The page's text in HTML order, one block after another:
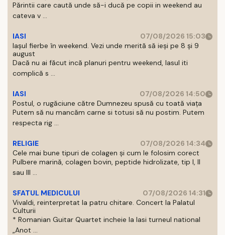
Părintii care caută unde să-i ducă pe copii in weekend au
cateva v ...
IASI
07/08/2026 15:03
Iașul fierbe în weekend. Vezi unde merită să ieși pe 8 și 9
august
Dacă nu ai făcut incă planuri pentru weekend, Iasul iti
complică s ...
IASI
07/08/2026 14:50
Postul, o rugăciune către Dumnezeu spusă cu toată viața
Putem să nu mancăm carne si totusi să nu postim. Putem
respecta rig ...
RELIGIE
07/08/2026 14:34
Cele mai bune tipuri de colagen și cum le folosim corect
Pulbere marină, colagen bovin, peptide hidrolizate, tip I, II
sau III ...
SFATUL MEDICULUI
07/08/2026 14:31
Vivaldi, reinterpretat la patru chitare. Concert la Palatul
Culturii
* Romanian Guitar Quartet incheie la Iasi turneul national
„Anot ...